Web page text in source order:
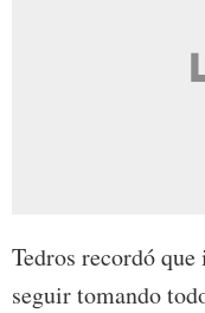
Tedros recordó
seguir tomando